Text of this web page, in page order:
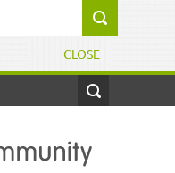
CLOSE